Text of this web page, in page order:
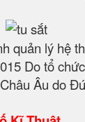
quản lý hệ
Do tổ
Âu do